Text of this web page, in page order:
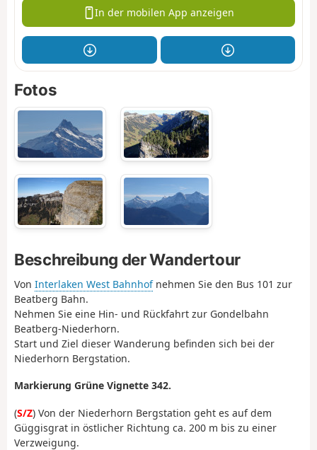
In der mobilen App anzeigen
Fotos
Beschreibung der Wandertour
Von Interlaken West Bahnhofnehmen Sie den Bus 101 zur
Beatberg Bahn.
Nehmen Sie eine Hin- und Rückfahrt zur Gondelbahn
Beatberg-Niederhorn.
Start und Ziel dieser Wanderung befinden sich bei der
Niederhorn Bergstation.
Markierung Grüne Vignette 342.
(S/Z) Von der Niederhorn Bergstation geht es auf dem
Güggisgrat in östlicher Richtung ca. 200 m bis zu einer
Verzweigung.